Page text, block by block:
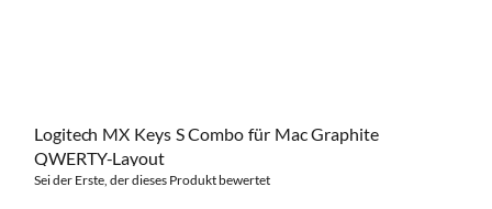
Logitech MX Keys S Combo für Mac Graphite
QWERTY-Layout
Sei der Erste, der dieses Produkt bewertet